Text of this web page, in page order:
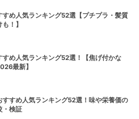
すめ人気ランキング52選【プチプラ・髪質
！】
すめ人気ランキング52選！【焦げ付かな
最新】
すすめ人気ランキング52選！味や栄養価の
・検証